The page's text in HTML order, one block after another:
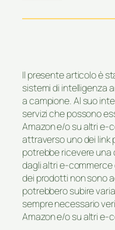
Il presente articolo è
sistemi di intelligenza
a campione. Al suo
servizi che possono
Amazon e/o su altri e-
attraverso uno dei link
potrebbe ricevere una
dagli altri e-commerce
dei prodotti non sono
potrebbero subire
sempre necessario
Amazon e/o su altri e-